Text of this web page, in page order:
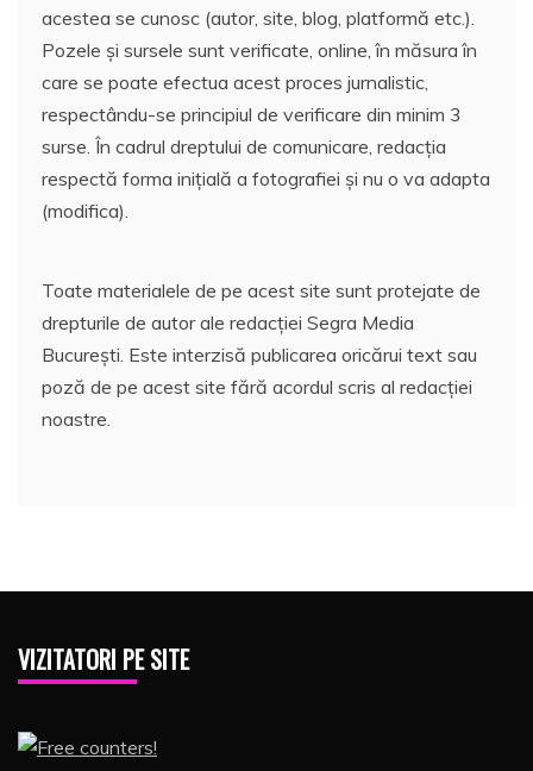
acestea se cunosc (autor, site, blog, platformă etc.).
Pozele și sursele sunt verificate, online, în măsura în
care se poate efectua acest proces jurnalistic,
respectându-se principiul de verificare din minim 3
surse. În cadrul dreptului de comunicare, redacția
respectă forma inițială a fotografiei și nu o va adapta
(modifica).
Toate materialele de pe acest site sunt protejate de
drepturile de autor ale redacției Segra Media
București. Este interzisă publicarea oricărui text sau
poză de pe acest site fără acordul scris al redacției
noastre.
VIZITATORI PE SITE